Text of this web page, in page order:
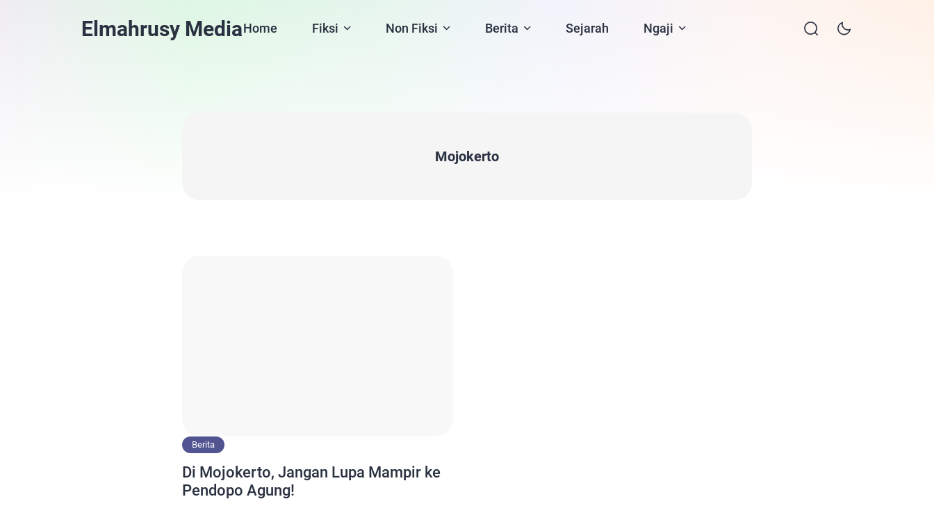
Elmahrusy MediaHome Fiksi Non Fiksi Berita Sejarah Ngaji
Mojokerto
Berita
Di Mojokerto, Jangan Lupa Mampir ke
Pendopo Agung!